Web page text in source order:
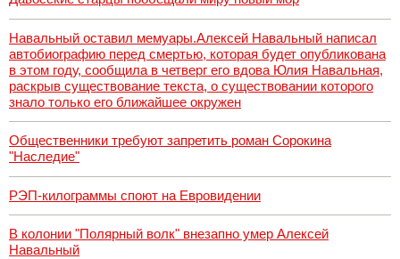
Навальный оставил мемуары.Алексей Навальный написал
автобиографию перед смертью, которая будет опубликована
в этом году, сообщила в четверг его вдова Юлия Навальная,
раскрыв существование текста, о существовании которого
знало только его ближайшее окружен
Общественники требуют запретить роман Сорокина
"Наследие"
РЭП-килограммы споют на Евровидении
В колонии "Полярный волк" внезапно умер Алексей
Навальный